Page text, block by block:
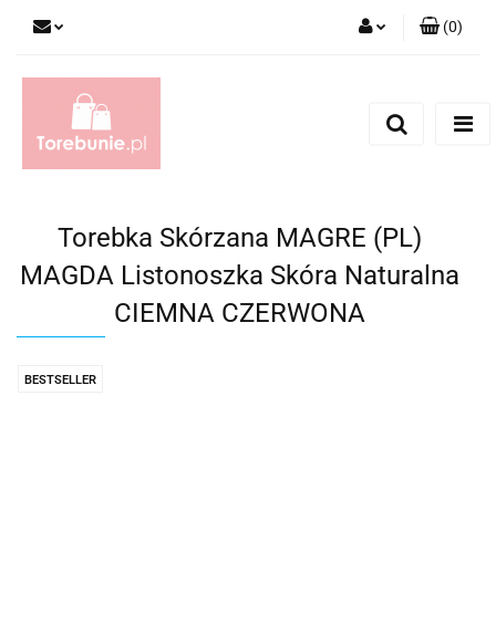
(0)
Torebka Skórzana MAGRE (PL)
MAGDA Listonoszka Skóra Naturalna
CIEMNA CZERWONA
BESTSELLER